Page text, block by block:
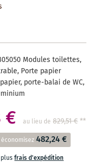
Modules toilettes,
Porte papier
porte-balai de WC,
€ au lieu de 829,51 €**
482,24 €
plusfrais d'expédition